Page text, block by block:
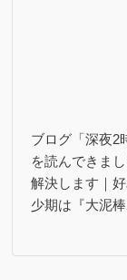
ブログ「深夜2
を読んできま
解決します｜
少期は『大泥